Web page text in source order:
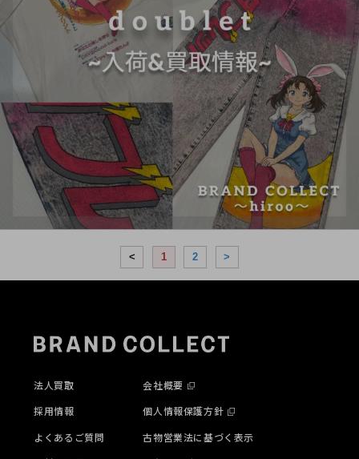
< 1 2 >
法人買取
採用情報
よくあるご質問
会社概要
個人情報保護方針
古物営業法に基づく表示